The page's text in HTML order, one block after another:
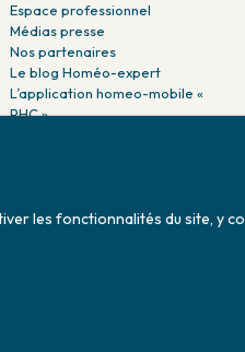
Espace professionnel
Médias presse
Nos partenaires
Le blog Homéo-expert
L’application homeo-mobile «
PHC »
Enfants - AMFE
les fonctionnalités du site, y